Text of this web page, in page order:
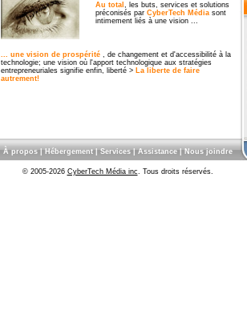
Au total , les buts, services et solutions
préconisés par CyberTech Média sont
intimement liés à une vision ...
... une vision de prospérité , de changement et d'accessibilité à la
technologie; une vision où l'apport technologique aux stratégies
entrepreneuriales signifie enfin, liberté > La liberte de faire
autrement!
À propos|Hébergement|Services|Assistance|Nous joindre
© 2005-2026 CyberTech Média inc. Tous droits réservés.